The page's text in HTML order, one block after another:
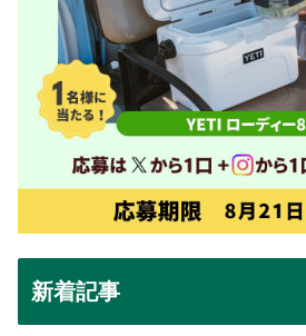
新着記事